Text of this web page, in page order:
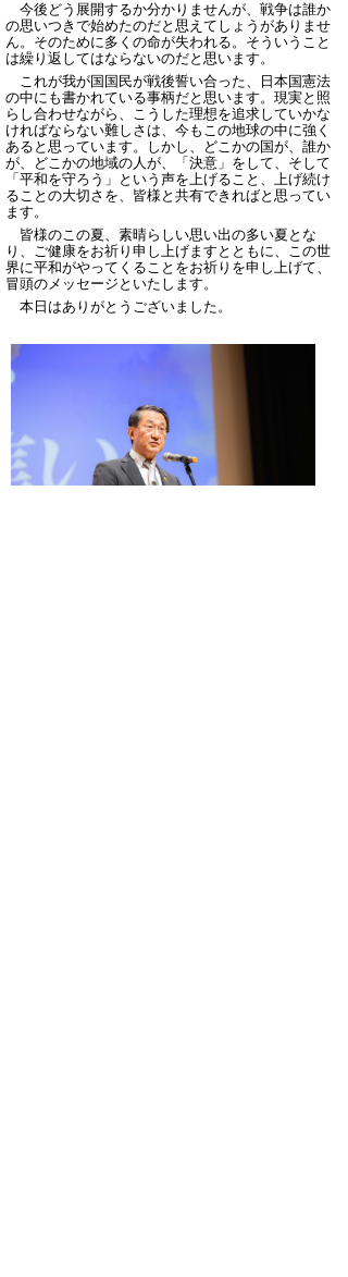
今後どう展開するか分かりませんが、戦争は誰か
の思いつきで始めたのだと思えてしょうがありませ
ん。そのために多くの命が失われる。そういうこと
は繰り返してはならないのだと思います。
これが我が国国民が戦後誓い合った、日本国憲法
の中にも書かれている事柄だと思います。現実と照
らし合わせながら、こうした理想を追求していかな
ければならない難しさは、今もこの地球の中に強く
あると思っています。しかし、どこかの国が、誰か
が、どこかの地域の人が、「決意」をして、そして
「平和を守ろう」という声を上げること、上げ続け
ることの大切さを、皆様と共有できればと思ってい
ます。
皆様のこの夏、素晴らしい思い出の多い夏とな
り、ご健康をお祈り申し上げますとともに、この世
界に平和がやってくることをお祈りを申し上げて、
冒頭のメッセージといたします。
本日はありがとうございました。